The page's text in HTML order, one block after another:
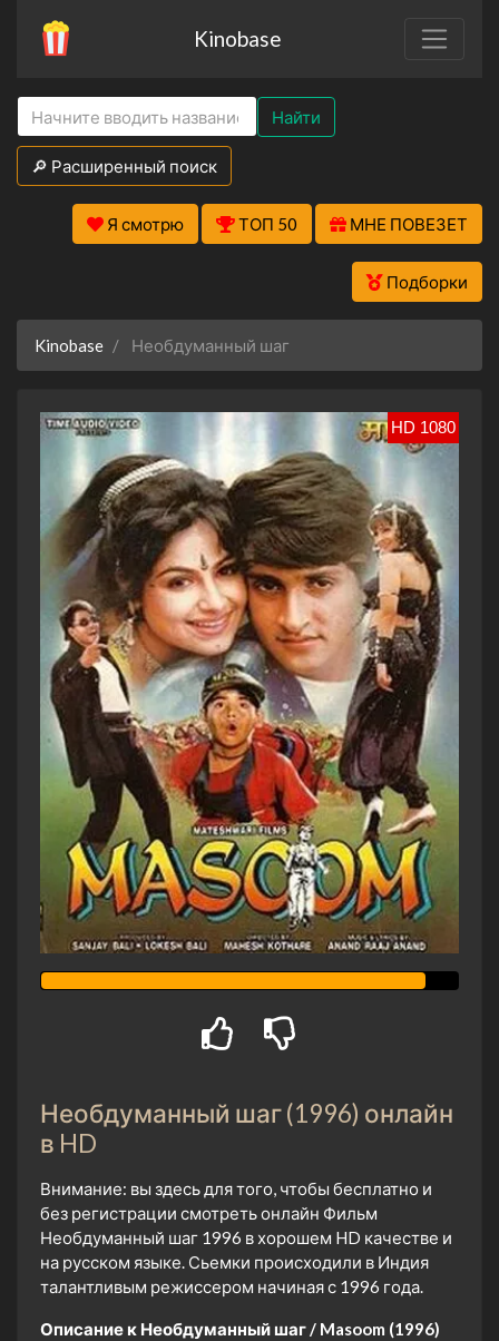
Kinobase
Найти
🔎 Расширенный поиск
Я смотрю ТОП 50 МНЕ ПОВЕЗЕТ
Подборки
Kinobase Необдуманный шаг
HD 1080
Необдуманный шаг (1996) онлайн
в HD
Внимание: вы здесь для того, чтобы бесплатно и
без регистрации смотреть онлайн Фильм
Необдуманный шаг 1996 в хорошем HD качестве и
на русском языке. Сьемки происходили в Индия
талантливым режиссером начиная с 1996 года.
Описание к Необдуманный шаг / Masoom (1996)